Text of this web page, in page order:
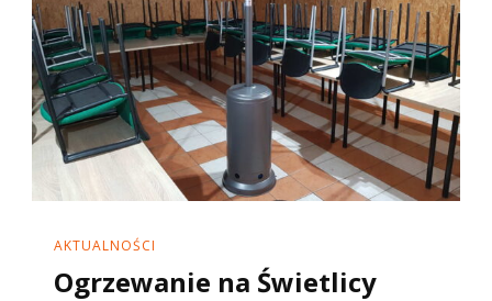
AKTUALNOŚCI
Ogrzewanie na Świetlicy